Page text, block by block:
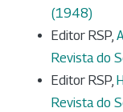
(1948)
Editor RSP,
Revista do
Editor RSP,
Revista do